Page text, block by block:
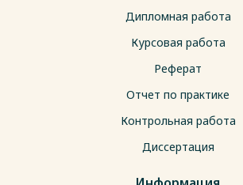
Дипломная работа
Курсовая работа
Реферат
Отчет по практике
Контрольная работа
Диссертация